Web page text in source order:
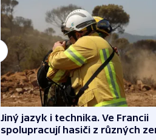
Jiný jazyk i technika. Ve Francii
spolupracují hasiči z různých